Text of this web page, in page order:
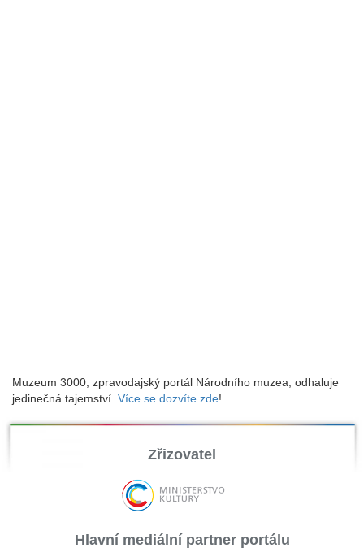
Muzeum 3000, zpravodajský portál Národního muzea, odhaluje
jedinečná tajemství. Více se dozvíte zde!
Zřizovatel
Hlavní mediální partner portálu